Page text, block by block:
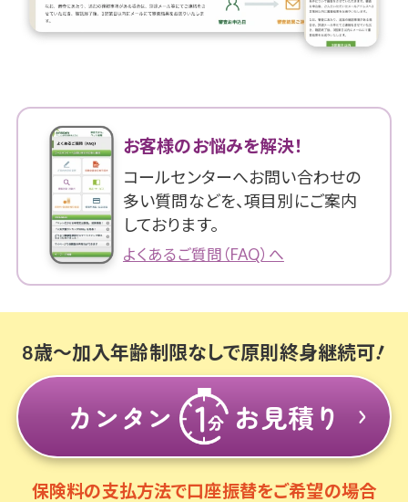
お客様のお悩みを解決！
コールセンターへお問い合わせの
多い質問などを、項目別にご案内
しております。
よくあるご質問（FAQ）へ
8歳～加入年齢制限なしで原則終身継続可
カンタン お見積り
保険料の支払方法で口座振替をご希望の場合